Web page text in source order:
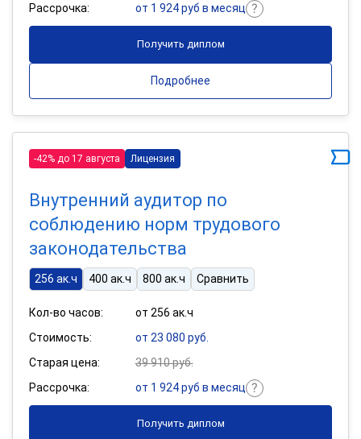
Рассрочка:
от 1 924 руб в месяц
Получить диплом
Подробнее
-42% до 17 августа Лицензия
Внутренний аудитор по
соблюдению норм трудового
законодательства
256 ак.ч 400 ак.ч 800 ак.ч Сравнить
Кол-во часов:
от 256 ак.ч
Стоимость:
от 23 080 руб.
Старая цена:
39 910 руб.
Рассрочка:
от 1 924 руб в месяц
Получить диплом